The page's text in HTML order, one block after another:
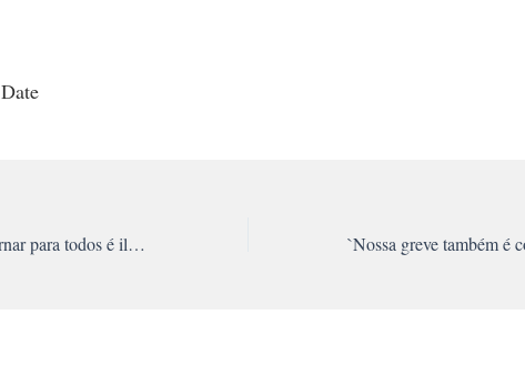
Vera Guasso: `Governar para todos é ilusão. Por um governo dos trabalhadores`